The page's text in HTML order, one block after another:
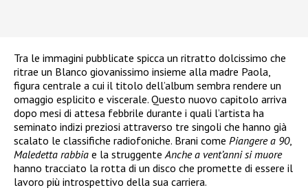
Tra le immagini pubblicate spicca un ritratto dolcissimo che
ritrae un Blanco giovanissimo insieme alla madre Paola,
figura centrale a cui il titolo dell’album sembra rendere un
omaggio esplicito e viscerale. Questo nuovo capitolo arriva
dopo mesi di attesa febbrile durante i quali l’artista ha
seminato indizi preziosi attraverso tre singoli che hanno già
scalato le classifiche radiofoniche. Brani come Piangere a 90,
Maledetta rabbia e la struggenteAnche a vent’anni si muore
hanno tracciato la rotta di un disco che promette di essere il
lavoro più introspettivo della sua carriera.